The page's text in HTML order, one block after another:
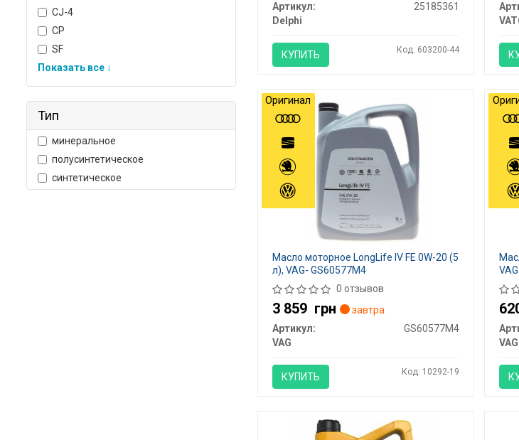
CJ-4
CP
SF
Показать все ↓
Тип
минеральное
полусинтетическое
синтетическое
Артикул:
25185361
Delphi
КУПИТЬ Код: 603200-44
Масло моторное LongLife IV FE 0W-20 (5
л), VAG- GS60577M4
0 отзывов
3 859 грн
завтра
Артикул:
GS60577M4
VAG
КУПИТЬ Код: 10292-19
Оригинал
VAG